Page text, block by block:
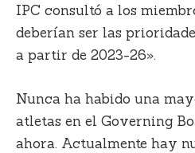
IPC consultó a los
deberían ser las
a partir de 2023-26».
Nunca ha habido una
atletas en el Governing
ahora. Actualmente hay